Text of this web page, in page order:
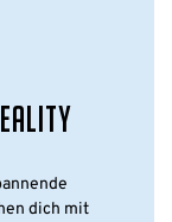
dich mit